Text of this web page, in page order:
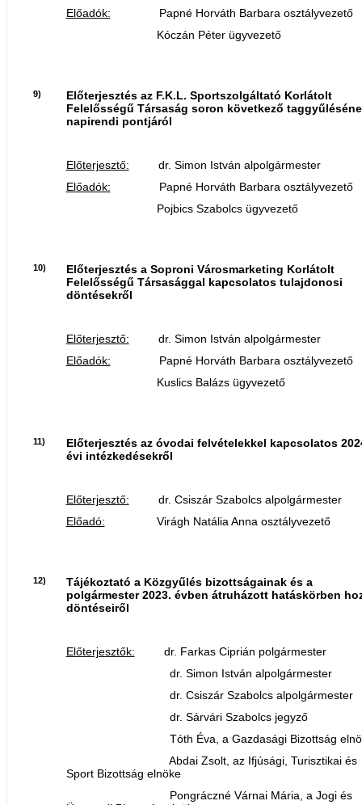
Előadók: Papné Horváth Barbara osztályvezető
Kóczán Péter ügyvezető
9)
Előterjesztés az F.K.L. Sportszolgáltató Korlátolt
Felelősségű Társaság soron következő
napirendi pontjáról
Előterjesztő: dr. Simon István alpolgármester
Előadók: Papné Horváth Barbara osztályvezető
Pojbics Szabolcs ügyvezető
10)
Előterjesztés a Soproni Városmarketing Korlátolt
Felelősségű Társasággal kapcsolatos tulajdonosi
döntésekről
Előterjesztő: dr. Simon István alpolgármester
Előadók: Papné Horváth Barbara osztályvezető
Kuslics Balázs ügyvezető
11)
Előterjesztés az óvodai felvételekkel kapcsolatos
évi intézkedésekről
Előterjesztő: dr. Csiszár Szabolcs alpolgármester
Előadó: Virágh Natália Anna osztályvezető
12)
Tájékoztató a Közgyűlés bizottságainak és a
polgármester 2023. évben átruházott hatáskörben
döntéseiről
Előterjesztők: dr. Farkas Ciprián polgármester
dr. Simon István alpolgármester
dr. Csiszár Szabolcs alpolgármester
dr. Sárvári Szabolcs jegyző
Tóth Éva, a Gazdasági Bizottság
Abdai Zsolt, az Ifjúsági, Turisztikai és
Sport Bizottság elnöke
Pongráczné Várnai Mária, a Jogi és